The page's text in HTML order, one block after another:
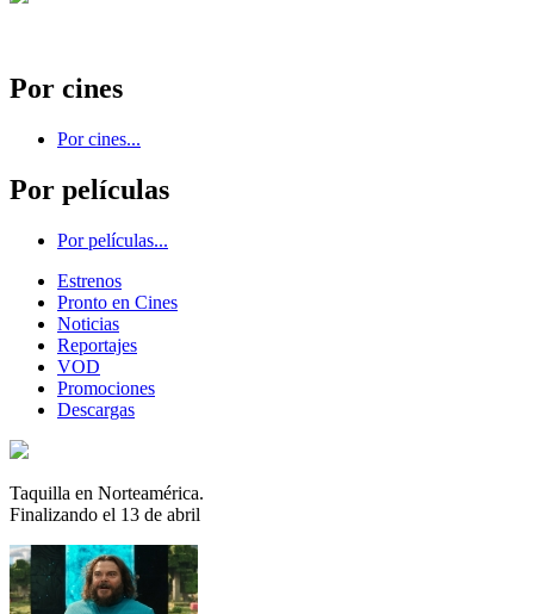
Por cines
Por cines...
Por películas
Por películas...
Estrenos
Pronto en Cines
Noticias
Reportajes
VOD
Promociones
Descargas
Taquilla en Norteamérica.
Finalizando el 13 de abril